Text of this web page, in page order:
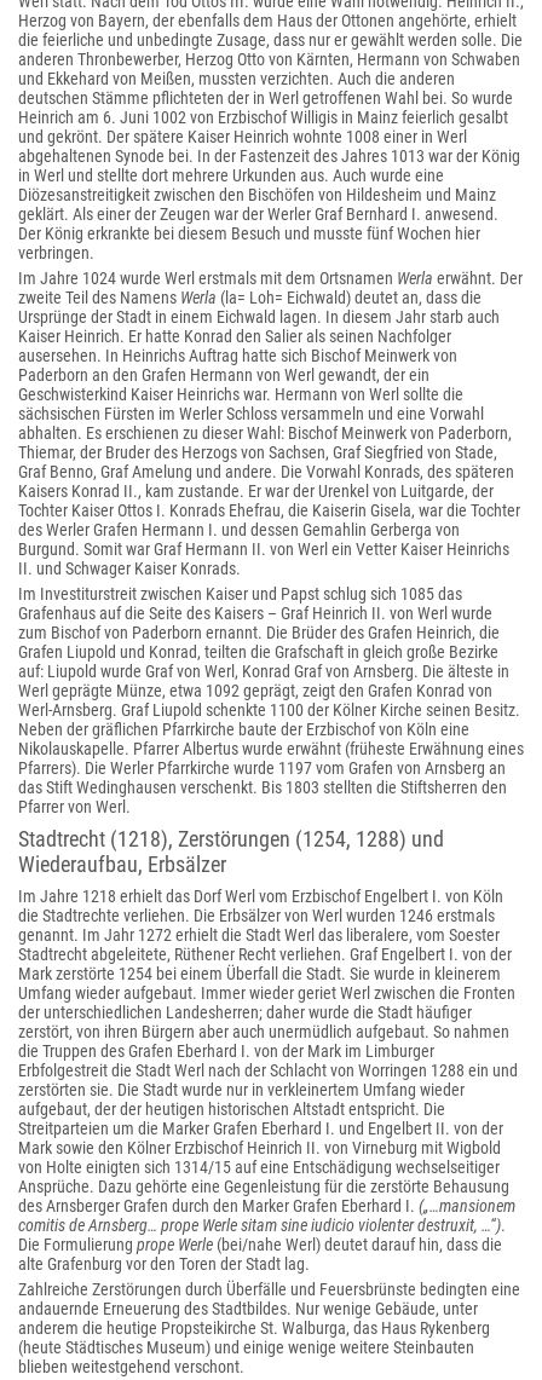
Herzog von Bayern, der ebenfalls dem Haus der Ottonen angehörte, erhielt
die feierliche und unbedingte Zusage, dass nur er gewählt werden solle. Die
anderen Thronbewerber, Herzog Otto von Kärnten, Hermann von Schwaben
und Ekkehard von Meißen, mussten verzichten. Auch die anderen
deutschen Stämme pflichteten der in Werl getroffenen Wahl bei. So wurde
Heinrich am 6. Juni 1002 von Erzbischof Willigis in Mainz feierlich gesalbt
und gekrönt. Der spätere Kaiser Heinrich wohnte 1008 einer in Werl
abgehaltenen Synode bei. In der Fastenzeit des Jahres 1013 war der König
in Werl und stellte dort mehrere Urkunden aus. Auch wurde eine
Diözesanstreitigkeit zwischen den Bischöfen von Hildesheim und Mainz
geklärt. Als einer der Zeugen war der Werler Graf Bernhard I. anwesend.
Der König erkrankte bei diesem Besuch und musste fünf Wochen hier
verbringen.
Im Jahre 1024 wurde Werl erstmals mit dem Ortsnamen Werla erwähnt. Der
zweite Teil des Namens Werla (la= Loh= Eichwald) deutet an, dass die
Ursprünge der Stadt in einem Eichwald lagen. In diesem Jahr starb auch
Kaiser Heinrich. Er hatte Konrad den Salier als seinen Nachfolger
ausersehen. In Heinrichs Auftrag hatte sich Bischof Meinwerk von
Paderborn an den Grafen Hermann von Werl gewandt, der ein
Geschwisterkind Kaiser Heinrichs war. Hermann von Werl sollte die
sächsischen Fürsten im Werler Schloss versammeln und eine Vorwahl
abhalten. Es erschienen zu dieser Wahl: Bischof Meinwerk von Paderborn,
Thiemar, der Bruder des Herzogs von Sachsen, Graf Siegfried von Stade,
Graf Benno, Graf Amelung und andere. Die Vorwahl Konrads, des späteren
Kaisers Konrad II., kam zustande. Er war der Urenkel von Luitgarde, der
Tochter Kaiser Ottos I. Konrads Ehefrau, die Kaiserin Gisela, war die Tochter
des Werler Grafen Hermann I. und dessen Gemahlin Gerberga von
Burgund. Somit war Graf Hermann II. von Werl ein Vetter Kaiser Heinrichs
II. und Schwager Kaiser Konrads.
Im Investiturstreit zwischen Kaiser und Papst schlug sich 1085 das
Grafenhaus auf die Seite des Kaisers – Graf Heinrich II. von Werl wurde
zum Bischof von Paderborn ernannt. Die Brüder des Grafen Heinrich, die
Grafen Liupold und Konrad, teilten die Grafschaft in gleich große Bezirke
auf: Liupold wurde Graf von Werl, Konrad Graf von Arnsberg. Die älteste in
Werl geprägte Münze, etwa 1092 geprägt, zeigt den Grafen Konrad von
Werl-Arnsberg. Graf Liupold schenkte 1100 der Kölner Kirche seinen Besitz.
Neben der gräflichen Pfarrkirche baute der Erzbischof von Köln eine
Nikolauskapelle. Pfarrer Albertus wurde erwähnt (früheste Erwähnung eines
Pfarrers). Die Werler Pfarrkirche wurde 1197 vom Grafen von Arnsberg an
das Stift Wedinghausen verschenkt. Bis 1803 stellten die Stiftsherren den
Pfarrer von Werl.
Stadtrecht (1218), Zerstörungen (1254, 1288) und
Wiederaufbau, Erbsälzer
Im Jahre 1218 erhielt das Dorf Werl vom Erzbischof Engelbert I. von Köln
die Stadtrechte verliehen. Die Erbsälzer von Werl wurden 1246 erstmals
genannt. Im Jahr 1272 erhielt die Stadt Werl das liberalere, vom Soester
Stadtrecht abgeleitete, Rüthener Recht verliehen. Graf Engelbert I. von der
Mark zerstörte 1254 bei einem Überfall die Stadt. Sie wurde in kleinerem
Umfang wieder aufgebaut. Immer wieder geriet Werl zwischen die Fronten
der unterschiedlichen Landesherren; daher wurde die Stadt häufiger
zerstört, von ihren Bürgern aber auch unermüdlich aufgebaut. So nahmen
die Truppen des Grafen Eberhard I. von der Mark im Limburger
Erbfolgestreit die Stadt Werl nach der Schlacht von Worringen 1288 ein und
zerstörten sie. Die Stadt wurde nur in verkleinertem Umfang wieder
aufgebaut, der der heutigen historischen Altstadt entspricht. Die
Streitparteien um die Marker Grafen Eberhard I. und Engelbert II. von der
Mark sowie den Kölner Erzbischof Heinrich II. von Virneburg mit Wigbold
von Holte einigten sich 1314/15 auf eine Entschädigung wechselseitiger
Ansprüche. Dazu gehörte eine Gegenleistung für die zerstörte Behausung
des Arnsberger Grafen durch den Marker Grafen Eberhard I. („…mansionem
comitis de Arnsberg… prope Werle sitam sine iudicio violenter destruxit, …“).
Die Formulierung prope Werle (bei/nahe Werl) deutet darauf hin, dass die
alte Grafenburg vor den Toren der Stadt lag.
Zahlreiche Zerstörungen durch Überfälle und Feuersbrünste bedingten eine
andauernde Erneuerung des Stadtbildes. Nur wenige Gebäude, unter
anderem die heutige Propsteikirche St. Walburga, das Haus Rykenberg
(heute Städtisches Museum) und einige wenige weitere Steinbauten
blieben weitestgehend verschont.